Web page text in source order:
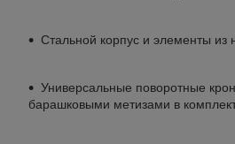
Стальной корпус и элементы
Универсальные поворотные
барашковыми метизами в